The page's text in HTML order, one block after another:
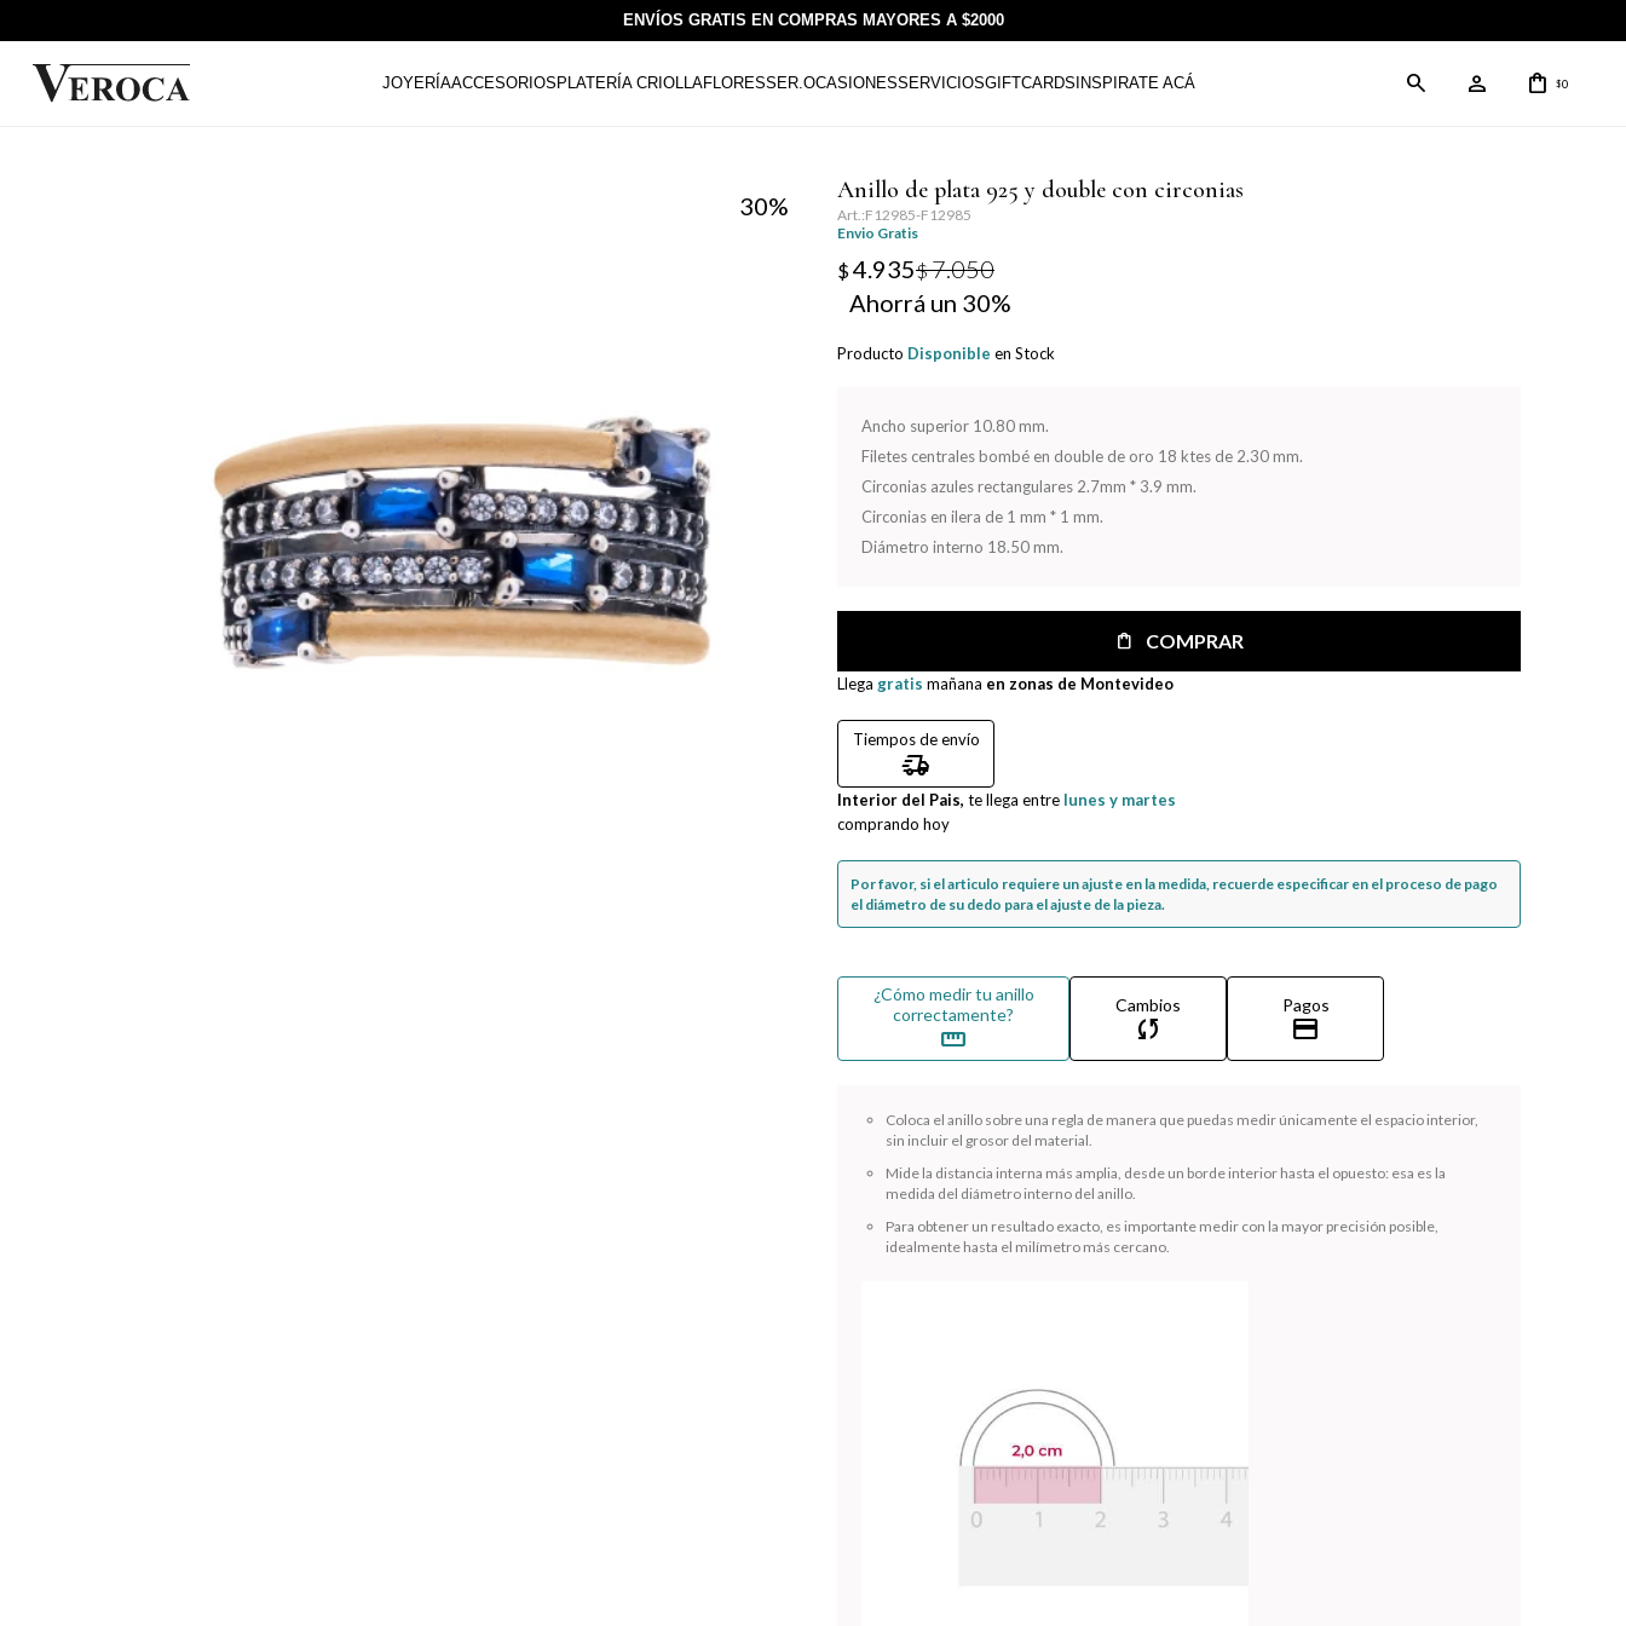
ENVÍOS GRATIS EN COMPRAS MAYORES A $2000
JOYERÍAACCESORIOS PLATERÍA CRIOLLAFLORESSER.OCASIONESSERVICIOSGIFTCARDS INSPIRATE ACÁ $0
30
Anillo de plata 925 y double con circonias
F12985-F12985
Envio Gratis
$4.935$7.050
30
Producto Disponible en Stock
Ancho superior 10.80 mm.
Filetes centrales bombé en double de oro 18 ktes de 2.30 mm.
Circonias azules rectangulares 2.7mm * 3.9 mm.
Circonias en ilera de 1 mm * 1 mm.
Diámetro interno 18.50 mm.
COMPRAR
Llega gratis mañana en zonas de Montevideo
Tiempos de envío
delivery_truck_speed
Interior del Pais, te llega entre lunes y martes
comprando hoy
Por favor, si el articulo requiere un ajuste en la medida, recuerde especificar en el proceso de pago
el diámetro de su dedo para el ajuste de la pieza.
¿Cómo medir tu anillo
correctamente?
straighten
Cambios
sync
Pagos
credit_card
Coloca el anillo sobre una regla de manera que puedas medir únicamente el espacio interior,
sin incluir el grosor del material.
Mide la distancia interna más amplia, desde un borde interior hasta el opuesto: esa es la
medida del diámetro interno del anillo.
Para obtener un resultado exacto, es importante medir con la mayor precisión posible,
idealmente hasta el milímetro más cercano.
¡Sumate a la forma más ágil de comprar!